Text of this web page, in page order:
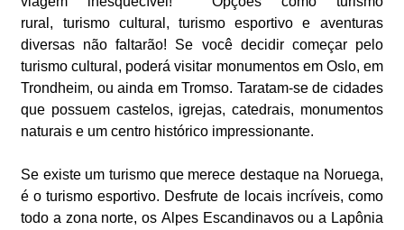
rural, turismo cultural, turismo esportivo e aventuras
diversas não faltarão! Se você decidir começar pelo
turismo cultural, poderá visitar monumentos em Oslo, em
Trondheim, ou ainda em Tromso. Taratam-se de cidades
que possuem castelos, igrejas, catedrais, monumentos
naturais e um centro histórico impressionante.
Se existe um turismo que merece destaque na Noruega,
é o turismo esportivo. Desfrute de locais incríveis, como
todo a zona norte, os Alpes Escandinavos ou a Lapônia